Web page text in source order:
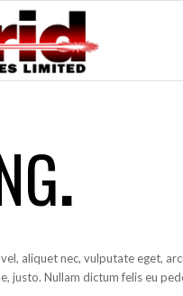
.
aliquet nec, vulputate eget,
justo. Nullam dictum felis eu